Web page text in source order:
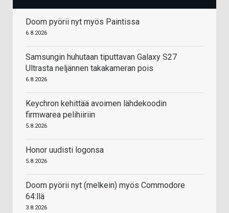
Doom pyörii nyt myös Paintissa
6.8.2026
Samsungin huhutaan tiputtavan Galaxy S27
Ultrasta neljännen takakameran pois
6.8.2026
Keychron kehittää avoimen lähdekoodin
firmwarea pelihiiriin
5.8.2026
Honor uudisti logonsa
5.8.2026
Doom pyörii nyt (melkein) myös Commodore
64:llä
3.8.2026